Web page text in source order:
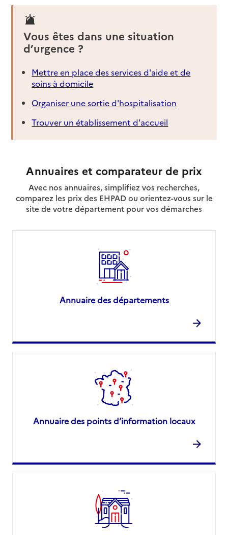
Vous êtes dans une situation
d’urgence ?
Mettre en place des services d'aide et de
soins à domicile
Organiser une sortie d'hospitalisation
Trouver un établissement d'accueil
Annuaires et comparateur de prix
Avec nos annuaires, simplifiez vos recherches,
comparez les prix des EHPAD ou orientez-vous sur le
site de votre département pour vos démarches
Annuaire des départements
Annuaire des points d’information locaux